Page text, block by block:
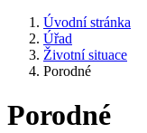
Úvodní stránka
Úřad
Životní situace
Porodné
Porodné